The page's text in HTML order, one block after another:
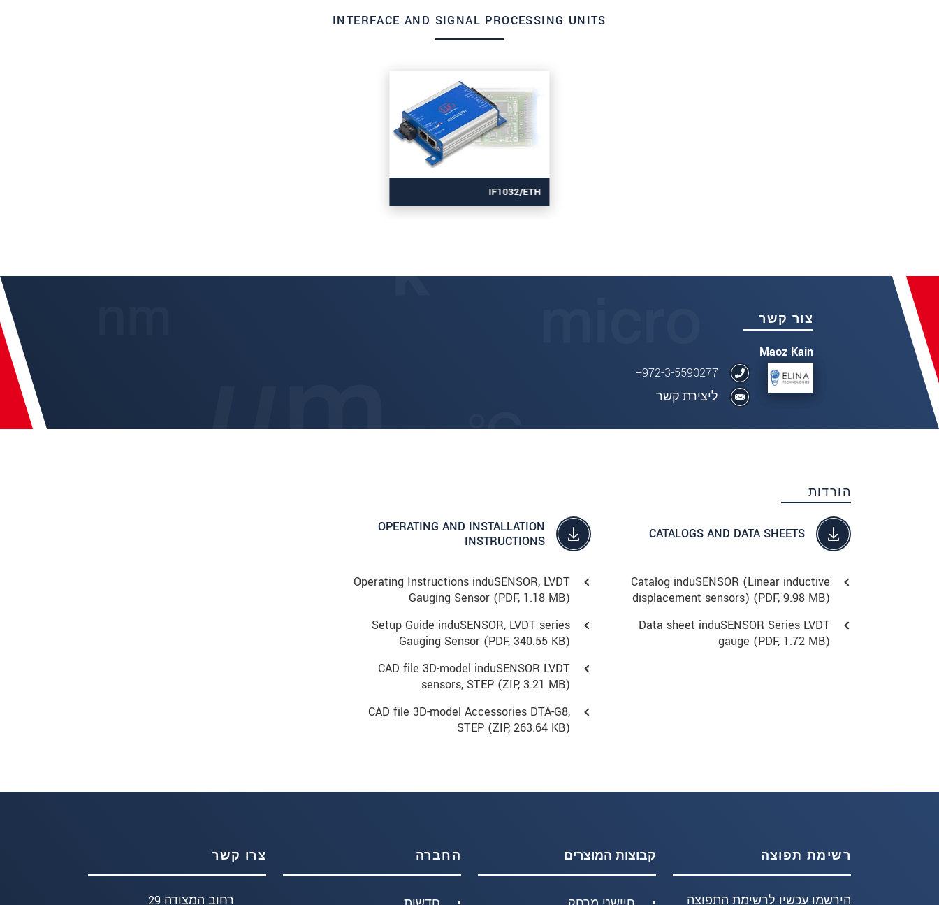
INTERFACE AND SIGNAL PROCESSING UNITS
IF1032/ETH
צור קשר
Maoz Kain
972-3-5590277+
ליצירת קשר
הורדות
CATALOGS AND DATA SHEETS
Catalog induSENSOR (Linear inductive
displacement sensors) (PDF, 9.98 MB)
Data sheet induSENSOR Series LVDT
gauge (PDF, 1.72 MB)
OPERATING AND INSTALLATION
INSTRUCTIONS
Operating Instructions induSENSOR, LVDT
Gauging Sensor (PDF, 1.18 MB)
Setup Guide induSENSOR, LVDT series
Gauging Sensor (PDF, 340.55 KB)
CAD file 3D-model induSENSOR LVDT
sensors, STEP (ZIP, 3.21 MB)
CAD file 3D-model Accessories DTA-G8,
STEP (ZIP, 263.64 KB)
רשימת תפוצה
הירשמו עכשיו לרשימת התפוצה
קבוצות המוצרים החברה צרו קשר
רחוב המצודה 29